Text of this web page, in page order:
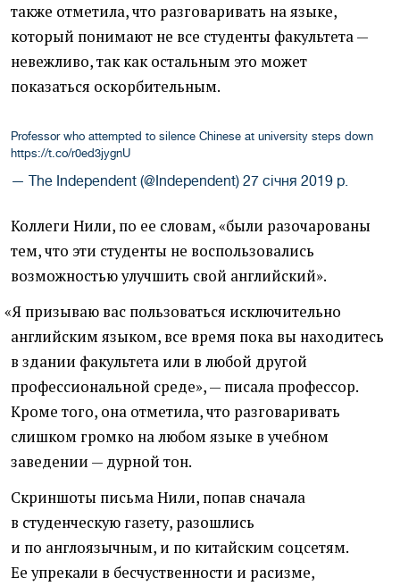
также отметила, что разговаривать на языке,
который понимают не все студенты факультета —
невежливо, так как остальным это может
показаться оскорбительным.
Professor who attempted to silence Chinese at university steps down
https://t.co/r0ed3jygnU
— The Independent (@Independent) 27 січня 2019 р.
Коллеги Нили, по ее словам, «были разочарованы
тем, что эти студенты не воспользовались
возможностью улучшить свой английский».
«Я призываю вас пользоваться исключительно
английским языком, все время пока вы находитесь
в здании факультета или в любой другой
профессиональной среде», — писала профессор.
Кроме того, она отметила, что разговаривать
слишком громко на любом языке в учебном
заведении — дурной тон.
Скриншоты письма Нили, попав сначала
в студенческую газету, разошлись
и по англоязычным, и по китайским соцсетям.
Ее упрекали в бесчуственности и расизме,